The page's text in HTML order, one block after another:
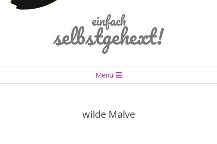
einfach
selbstgehext!
Navigation
Menu
wilde Malve